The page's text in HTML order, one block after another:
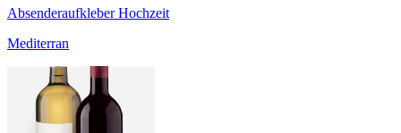
Absenderaufkleber Hochzeit
Mediterran